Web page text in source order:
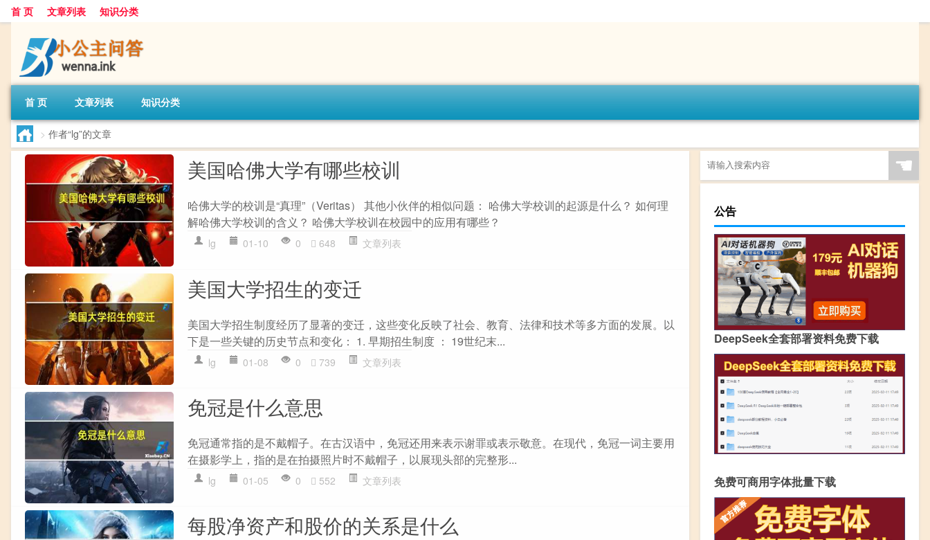
首 页 文章列表 知识分类
首 页 文章列表 知识分类
> 作者“lg”的文章
美国哈佛大学有哪些校训
哈佛大学的校训是“真理”（Veritas） 其他小伙伴的相似问题： 哈佛大学校训的起源是什么？ 如何理
解哈佛大学校训的含义？ 哈佛大学校训在校园中的应用有哪些？
lg 01-10 0 648 文章列表
美国大学招生的变迁
美国大学招生制度经历了显著的变迁，这些变化反映了社会、教育、法律和技术等多方面的发展。以
下是一些关键的历史节点和变化： 1. 早期招生制度 ： 19世纪末...
lg 01-08 0 739 文章列表
免冠是什么意思
免冠通常指的是不戴帽子。在古汉语中，免冠还用来表示谢罪或表示敬意。在现代，免冠一词主要用
在摄影学上，指的是在拍摄照片时不戴帽子，以展现头部的完整形...
lg 01-05 0 552 文章列表
每股净资产和股价的关系是什么
☚
公告
DeepSeek全套部署资料免费下载
免费可商用字体批量下载